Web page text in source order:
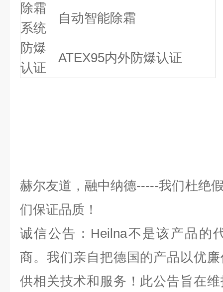
除霜
系统
自动智能除霜
防爆
认证
ATEX95内外防爆认证
赫尔友道，融中纳德-----我们杜绝
们保证品质！
诚信公告： Heilna不是该产品的
商。我们亲自把德国的产品以优
供相关技术和服务！此公告旨在